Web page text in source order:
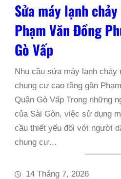
Sửa máy lạnh
Phạm Văn Đồng
Gò Vấp
Nhu cầu sửa máy lạnh
chung cư cao tầng gần
Quận Gò Vấp Trong những
của Sài Gòn, việc sử dụng
cầu thiết yếu đối với người
chung cư…
14 Tháng 7, 2026